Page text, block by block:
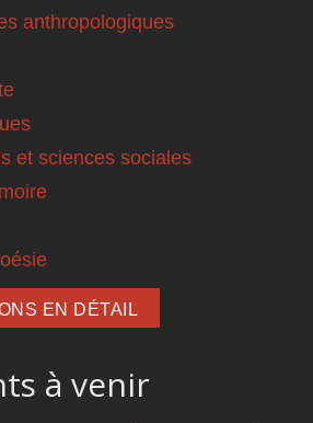
anthropologiques
et sciences sociales
EN DÉTAIL
à venir